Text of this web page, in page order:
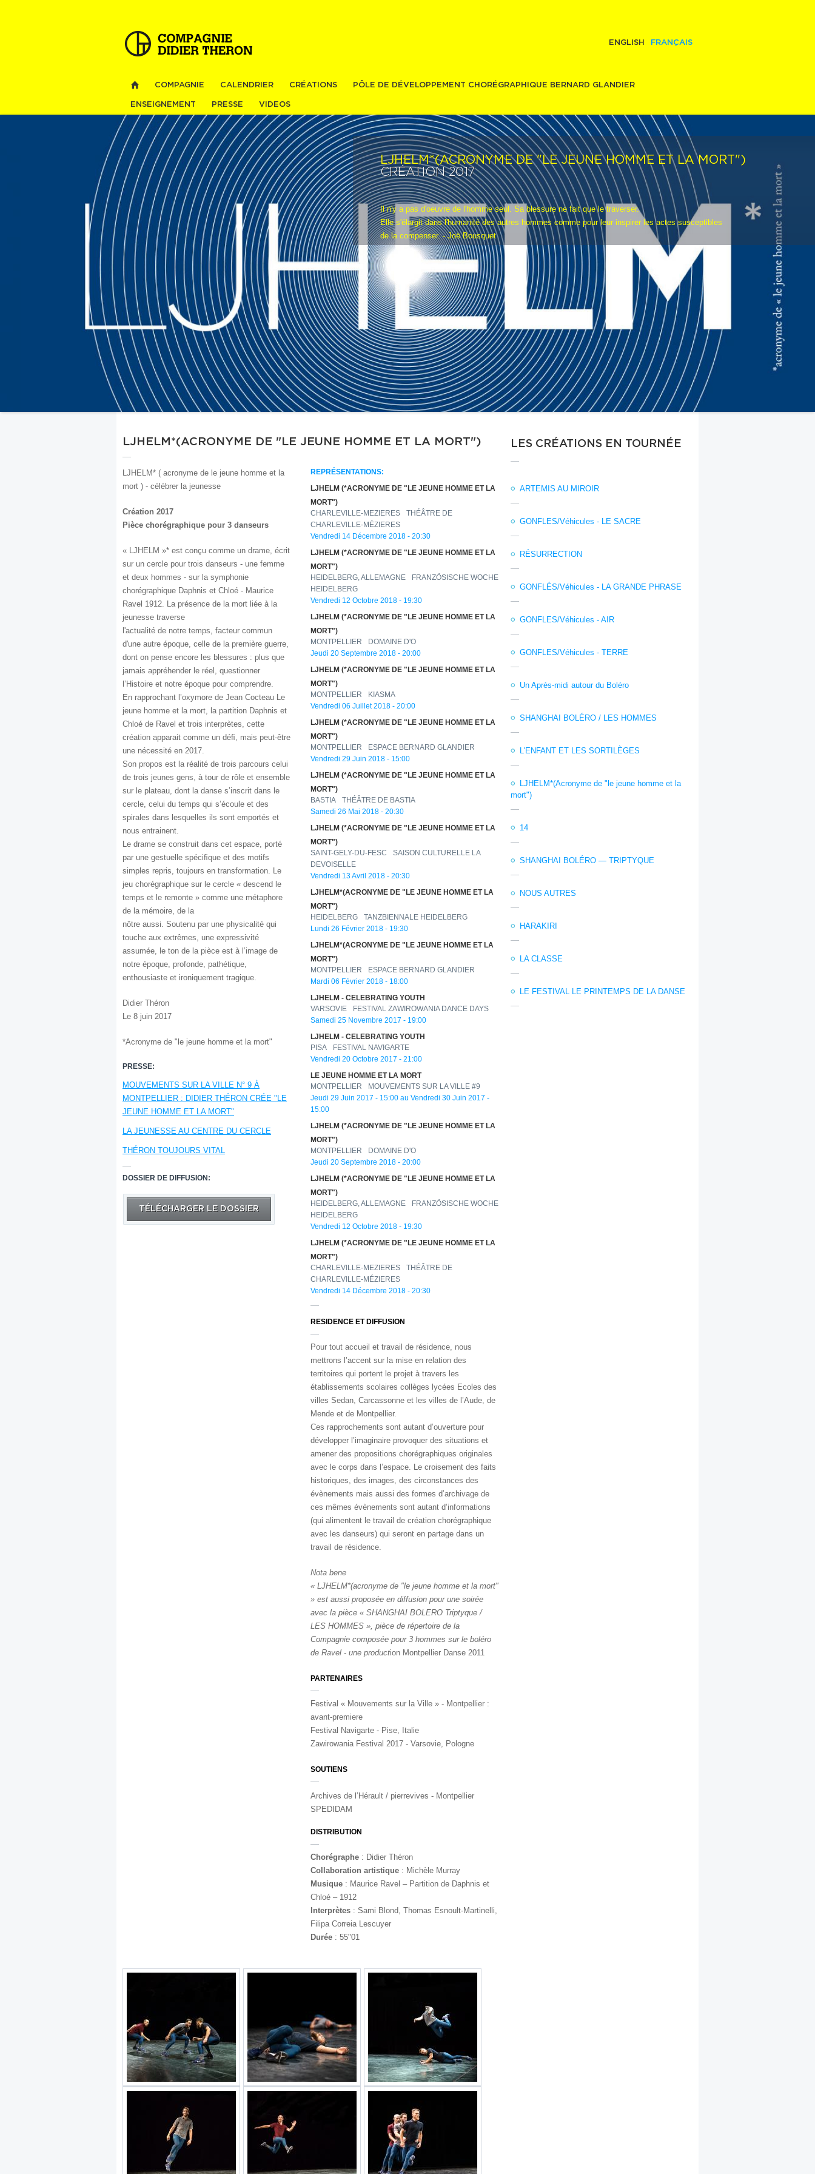
ENGLISH FRANÇAIS
COMPAGNIE CALENDRIER CRÉATIONS PÔLE DE DÉVELOPPEMENT CHORÉGRAPHIQUE BERNARD GLANDIER
ENSEIGNEMENT PRESSE VIDEOS
LJHELM*(ACRONYME DE "LE JEUNE HOMME ET LA MORT")
CRÉATION2017
Il n'y a pas d'oeuvre de l'homme seul. Sa blessure ne fait que le traverser.
Elle s'élargit dans l'humanité des autres hommes comme pour leur inspirer les actes susceptibles
de la compenser. - Joë Bousquet
LJHELM*(ACRONYME DE "LE JEUNE HOMME ET LA MORT")
LJHELM* ( acronyme de le jeune homme et la
mort ) - célébrer la jeunesse
Création 2017
Pièce chorégraphique pour 3 danseurs
« LJHELM »* est conçu comme un drame, écrit
sur un cercle pour trois danseurs - une femme
et deux hommes - sur la symphonie
chorégraphique Daphnis et Chloé - Maurice
Ravel 1912. La présence de la mort liée à la
jeunesse traverse
l'actualité de notre temps, facteur commun
d'une autre époque, celle de la première guerre,
dont on pense encore les blessures : plus que
jamais appréhender le réel, questionner
l’Histoire et notre époque pour comprendre.
En rapprochant l’oxymore de Jean Cocteau Le
jeune homme et la mort, la partition Daphnis et
Chloé de Ravel et trois interprètes, cette
création apparait comme un déﬁ, mais peut-être
une nécessité en 2017.
Son propos est la réalité de trois parcours celui
de trois jeunes gens, à tour de rôle et ensemble
sur le plateau, dont la danse s’inscrit dans le
cercle, celui du temps qui s’écoule et des
spirales dans lesquelles ils sont emportés et
nous entrainent.
Le drame se construit dans cet espace, porté
par une gestuelle spéciﬁque et des motifs
simples repris, toujours en transformation. Le
jeu chorégraphique sur le cercle « descend le
temps et le remonte » comme une métaphore
de la mémoire, de la
nôtre aussi. Soutenu par une physicalité qui
touche aux extrêmes, une expressivité
assumée, le ton de la pièce est à l’image de
notre époque, profonde, pathétique,
enthousiaste et ironiquement tragique.
Didier Théron
Le 8 juin 2017
*Acronyme de "le jeune homme et la mort"
PRESSE:
MOUVEMENTS SUR LA VILLE N° 9 À
MONTPELLIER : DIDIER THÉRON CRÉE "LE
JEUNE HOMME ET LA MORT"
LA JEUNESSE AU CENTRE DU CERCLE
THÉRON TOUJOURS VITAL
DOSSIER DE DIFFUSION:
TÉLÉCHARGER LE DOSSIER
REPRÉSENTATIONS:
LJHELM (*ACRONYME DE "LE JEUNE HOMME ET LA
MORT")
CHARLEVILLE-MEZIERES
THÉÂTRE DE
CHARLEVILLE-MÉZIERES
Vendredi 14 Décembre 2018 - 20:30
LJHELM (*ACRONYME DE "LE JEUNE HOMME ET LA
MORT")
HEIDELBERG, ALLEMAGNE
FRANZÖSISCHE WOCHE
HEIDELBERG
Vendredi 12 Octobre 2018 - 19:30
LJHELM (*ACRONYME DE "LE JEUNE HOMME ET LA
MORT")
MONTPELLIER
DOMAINE D'O
Jeudi 20 Septembre 2018 - 20:00
LJHELM (*ACRONYME DE "LE JEUNE HOMME ET LA
MORT")
MONTPELLIER
KIASMA
Vendredi 06 Juillet 2018 - 20:00
LJHELM (*ACRONYME DE "LE JEUNE HOMME ET LA
MORT")
MONTPELLIER
ESPACE BERNARD GLANDIER
Vendredi 29 Juin 2018 - 15:00
LJHELM (*ACRONYME DE "LE JEUNE HOMME ET LA
MORT")
BASTIA
THÉÂTRE DE BASTIA
Samedi 26 Mai 2018 - 20:30
LJHELM (*ACRONYME DE "LE JEUNE HOMME ET LA
MORT")
SAINT-GELY-DU-FESC
SAISON CULTURELLE LA
DEVOISELLE
Vendredi 13 Avril 2018 - 20:30
LJHELM*(ACRONYME DE "LE JEUNE HOMME ET LA
MORT")
HEIDELBERG
TANZBIENNALE HEIDELBERG
Lundi 26 Février 2018 - 19:30
LJHELM*(ACRONYME DE "LE JEUNE HOMME ET LA
MORT")
MONTPELLIER
ESPACE BERNARD GLANDIER
Mardi 06 Février 2018 - 18:00
LJHELM - CELEBRATING YOUTH
VARSOVIE
FESTIVAL ZAWIROWANIA DANCE DAYS
Samedi 25 Novembre 2017 - 19:00
LJHELM - CELEBRATING YOUTH
PISA
FESTIVAL NAVIGARTE
Vendredi 20 Octobre 2017 - 21:00
LE JEUNE HOMME ET LA MORT
MONTPELLIER
MOUVEMENTS SUR LA VILLE #9
Jeudi 29 Juin 2017 - 15:00 au Vendredi 30 Juin 2017 -
15:00
LJHELM (*ACRONYME DE "LE JEUNE HOMME ET LA
MORT")
MONTPELLIER
DOMAINE D'O
Jeudi 20 Septembre 2018 - 20:00
LJHELM (*ACRONYME DE "LE JEUNE HOMME ET LA
MORT")
HEIDELBERG, ALLEMAGNE
FRANZÖSISCHE WOCHE
HEIDELBERG
Vendredi 12 Octobre 2018 - 19:30
LJHELM (*ACRONYME DE "LE JEUNE HOMME ET LA
MORT")
CHARLEVILLE-MEZIERES
THÉÂTRE DE
CHARLEVILLE-MÉZIERES
Vendredi 14 Décembre 2018 - 20:30
RESIDENCE ET DIFFUSION
Pour tout accueil et travail de résidence, nous
mettrons l’accent sur la mise en relation des
territoires qui portent le projet à travers les
établissements scolaires collèges lycées Ecoles des
villes Sedan, Carcassonne et les villes de l’Aude, de
Mende et de Montpellier.
Ces rapprochements sont autant d’ouverture pour
développer l’imaginaire provoquer des situations et
amener des propositions chorégraphiques originales
avec le corps dans l’espace. Le croisement des faits
historiques, des images, des circonstances des
évènements mais aussi des formes d’archivage de
ces mêmes évènements sont autant d’informations
(qui alimentent le travail de création chorégraphique
avec les danseurs) qui seront en partage dans un
travail de résidence.
Nota bene
« LJHELM*(acronyme de "le jeune homme et la mort"
» est aussi proposée en diffusion pour une soirée
avec la pièce « SHANGHAI BOLERO Triptyque /
LES HOMMES », pièce de répertoire de la
Compagnie composée pour 3 hommes sur le boléro
de Ravel - une production Montpellier Danse 2011
PARTENAIRES
Festival « Mouvements sur la Ville » - Montpellier :
avant-premiere
Festival Navigarte - Pise, Italie
Zawirowania Festival 2017 - Varsovie, Pologne
SOUTIENS
Archives de l’Hérault / pierrevives - Montpellier
SPEDIDAM
DISTRIBUTION
Chorégraphe : Didier Théron
Collaboration artistique : Michèle Murray
Musique : Maurice Ravel – Partition de Daphnis et
Chloé – 1912
Interprètes : Sami Blond, Thomas Esnoult-Martinelli,
Filipa Correia Lescuyer
Durée : 55"01
LES CRÉATIONS EN TOURNÉE
ARTEMIS AU MIROIR
GONFLES/Véhicules - LE SACRE
RÉSURRECTION
GONFLÉS/Véhicules - LA GRANDE PHRASE
GONFLES/Véhicules - AIR
GONFLES/Véhicules - TERRE
Un Après-midi autour du Boléro
SHANGHAI BOLÉRO / LES HOMMES
L'ENFANT ET LES SORTILÈGES
LJHELM*(Acronyme de "le jeune homme et la
mort")
14
SHANGHAI BOLÉRO — TRIPTYQUE
NOUS AUTRES
HARAKIRI
LA CLASSE
LE FESTIVAL LE PRINTEMPS DE LA DANSE